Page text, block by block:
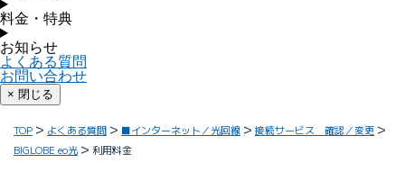
料金・特典
お知らせ
よくある質問
お問い合わせ
× 閉じる
TOP よくある質問 ■インターネット／光回線
接続サービス 確認／変更
BIGLOBE eo光
利用料金